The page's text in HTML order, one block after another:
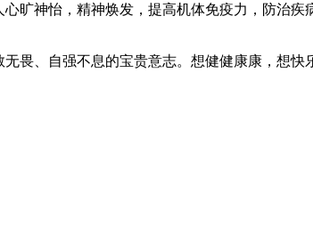
旷神怡，精神焕发，提高机体免疫力，防治
、自强不息的宝贵意志。想健健康康，想快